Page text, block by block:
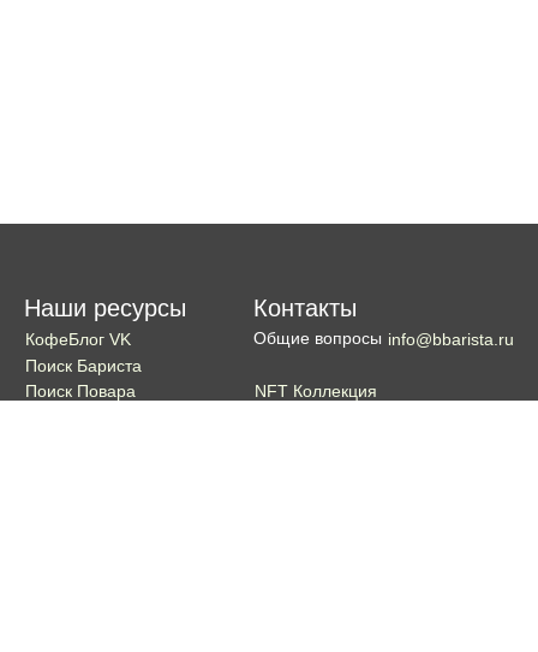
Наши ресурсы
КофеБлог VK
Поиск Бариста
Поиск Повара
Контакты
Общие вопросы info@bbarista.ru
NFT Коллекция